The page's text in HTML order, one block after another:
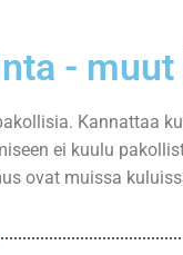
-
Kannattaa
ei kuulu
ovat muissa